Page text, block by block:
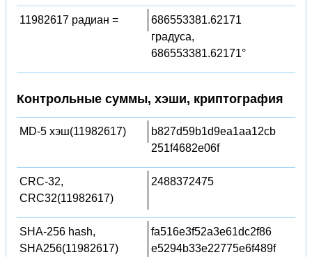
11982617 радиан =
686553381.62171
градуса,
686553381.62171°
Контрольные суммы, хэши, криптография
MD-5 хэш(11982617)
b827d59b1d9ea1aa12cb
251f4682e06f
CRC-32,
CRC32(11982617)
2488372475
SHA-256 hash,
SHA256(11982617)
fa516e3f52a3e61dc2f86
e5294b33e22775e6f489f